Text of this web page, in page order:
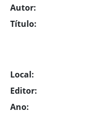
Autor:
Título:
Local:
Editor:
Ano: